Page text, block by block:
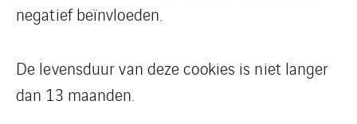
negatief beïnvloeden.
De levensduur van deze cookies is niet langer
dan 13 maanden.